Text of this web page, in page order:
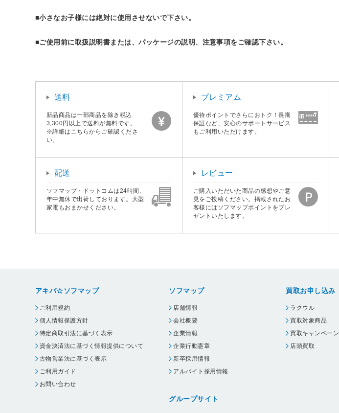
■小さなお子様には絶対に使用させないで下さい。
■ご使用前に取扱説明書または、パッケージの説明、注意事項をご確認下さい。
送料
新品商品は一部商品を除き税込
3,300円以上で送料が無料です。
※詳細はこちらからご確認くださ
い。
プレミアム
優待ポイントでさらにおトク！長期
保証など、安心のサポートサービス
もご利用いただけます。
配送
ソフマップ・ドットコムは24時間、
年中無休で出荷しております。大型
家電もおまかせください。
レビュー
ご購入いただいた商品の感想やご意
見をご投稿ください。掲載されたお
客様にはソフマップポイントをプレ
ゼントいたします。
アキバ☆ソフマップ
ご利用規約
個人情報保護方針
特定商取引法に基づく表示
資金決済法に基づく情報提供について
古物営業法に基づく表示
ご利用ガイド
お問い合わせ
ソフマップ
店舗情報
会社概要
企業情報
企業行動憲章
新卒採用情報
アルバイト採用情報
グループサイト
買取お申し込み
ラクウル
買取対象商品
買取キャンペーン
店頭買取